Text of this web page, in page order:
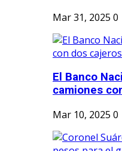
Mar 31, 2025 0
El Banco
camiones
Mar 10, 2025 0